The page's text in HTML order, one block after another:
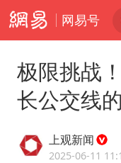
网易号
极限挑战
长公交线
上观新闻
2025-06-11